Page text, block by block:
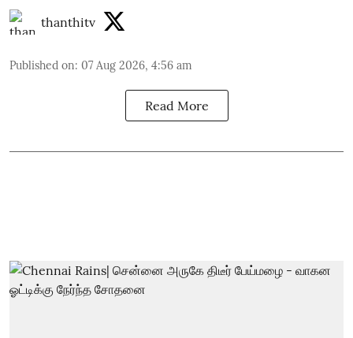
thanthitv
Published on: 07 Aug 2026, 4:56 am
Read More